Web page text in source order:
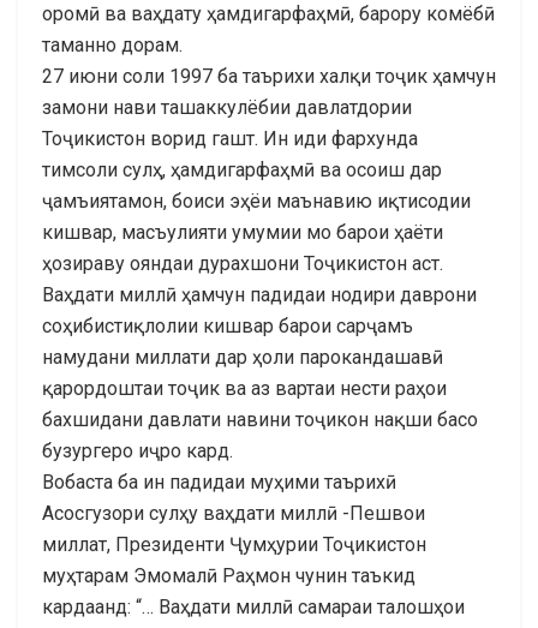
оромӣ ва ваҳдату ҳамдигарфаҳмӣ, барору комёбӣ
таманно дорам.
27 июни соли 1997 ба таърихи халқи тоҷик ҳамчун
замони нави ташаккулёбии давлатдории
Тоҷикистон ворид гашт. Ин иди фархунда
тимсоли сулҳ, ҳамдигарфаҳмӣ ва осоиш дар
ҷамъиятамон, боиси эҳёи маънавию иқтисодии
кишвар, масъулияти умумии мо барои ҳаёти
ҳозираву ояндаи дурахшони Тоҷикистон аст.
Ваҳдати миллӣ ҳамчун падидаи нодири даврони
соҳибистиқлолии кишвар барои сарҷамъ
намудани миллати дар ҳоли парокандашавӣ
қарордоштаи тоҷик ва аз вартаи нести раҳои
бахшидани давлати навини тоҷикон нақши басо
бузургеро иҷро кард.
Вобаста ба ин падидаи муҳими таърихӣ
Асосгузори сулҳу ваҳдати миллӣ -Пешвои
миллат, Президенти Ҷумҳурии Тоҷикистон
муҳтарам Эмомалӣ Раҳмон чунин таъкид
кардаанд: “… Ваҳдати миллӣ самараи талошҳои